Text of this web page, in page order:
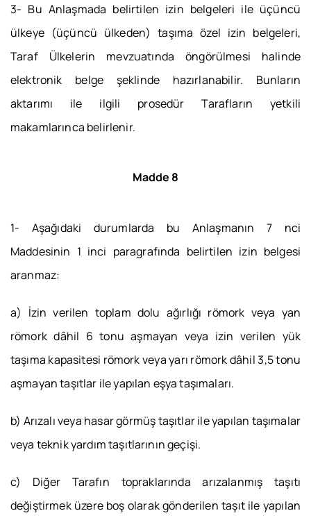
3- Bu Anlaşmada belirtilen izin belgeleri ile üçüncü
ülkeye (üçüncü ülkeden) taşıma özel izin belgeleri,
Taraf Ülkelerin mevzuatında öngörülmesi halinde
elektronik belge şeklinde hazırlanabilir. Bunların
aktarımı ile ilgili prosedür Tarafların yetkili
makamlarınca belirlenir.
Madde 8
1- Aşağıdaki durumlarda bu Anlaşmanın 7 nci
Maddesinin 1 inci paragrafında belirtilen izin belgesi
aranmaz:
a) İzin verilen toplam dolu ağırlığı römork veya yan
römork dâhil 6 tonu aşmayan veya izin verilen yük
taşıma kapasitesi römork veya yarı römork dâhil 3,5 tonu
aşmayan taşıtlar ile yapılan eşya taşımaları.
b) Arızalı veya hasar görmüş taşıtlar ile yapılan taşımalar
veya teknik yardım taşıtlarının geçişi.
c) Diğer Tarafın topraklarında arızalanmış taşıtı
değiştirmek üzere boş olarak gönderilen taşıt ile yapılan